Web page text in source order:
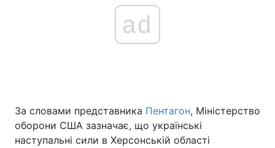
Головна Війна
Україна Політика
ad
За словами представника Пентагон, Міністерство
оборони США зазначає, що українські
наступальні сили в Херсонській області